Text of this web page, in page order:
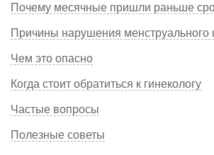
Почему месячные пришли раньше
Причины нарушения менструального
Чем это опасно
Когда стоит обратиться к гинекологу
Частые вопросы
Полезные советы